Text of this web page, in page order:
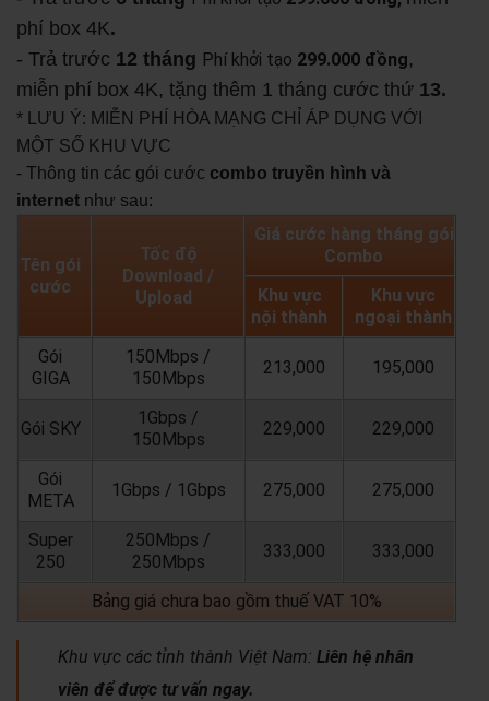
phí box 4K.
- Trả trước 12 tháng Phí khởi tạo 299.000 đồng,
miễn phí box 4K, tặng thêm 1 tháng cước thứ 13.
* LƯU Ý: MIỄN PHÍ HÒA MẠNG CHỈ ÁP DỤNG VỚI
MỘT SỐ KHU VỰC
- Thông tin các gói cước combo truyền hình và
internet như sau:
Tên gói
cước
Tốc độ
Download /
Upload
Giá cước hàng tháng gói
Combo
Khu vực
nội thành
Khu vực
ngoại thành
Gói
GIGA
150Mbps /
150Mbps
213,000 195,000
Gói SKY
1Gbps /
150Mbps
229,000 229,000
Gói
META
1Gbps / 1Gbps 275,000 275,000
Super
250
250Mbps /
250Mbps
333,000 333,000
Bảng giá chưa bao gồm thuế VAT 10%
Khu vực các tỉnh thành Việt Nam: Liên hệ nhân
viên để được tư vấn ngay.